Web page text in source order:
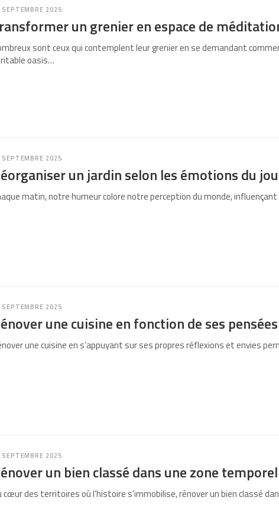
SEPTEMBRE 2025
un grenier en espace de
sont ceux qui contemplent leur grenier en se demandant
oasis…
SEPTEMBRE 2025
un jardin selon les émotions du
matin, notre humeur colore notre perception du monde,
SEPTEMBRE 2025
une cuisine en fonction de ses pensées
une cuisine en s’appuyant sur ses propres réflexions et envies
SEPTEMBRE 2025
un bien classé dans une zone
cœur des territoires où l’histoire s’immobilise, rénover un bien classé